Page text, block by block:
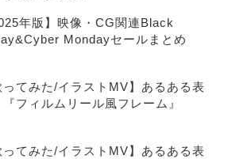
年版】映像・CG関連Black
Mondayセールまとめ
ってみた/イラストMV】あるある表
フィルムリール風フレーム』
ってみた/イラストMV】あるある表